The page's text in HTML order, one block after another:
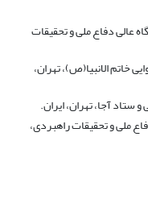
عالی دفاع ملی و تحقیقات
خاتم الانبیا(ص)، تهران،
آجا، تهران، ایران.
ملی و تحقیقات راهبردی،